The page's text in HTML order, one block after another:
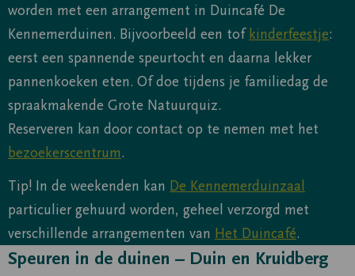
worden met een arrangement in Duincafé De
Kennemerduinen. Bijvoorbeeld een tof kinderfeestje:
eerst een spannende speurtocht en daarna lekker
pannenkoeken eten. Of doe tijdens je familiedag de
spraakmakende Grote Natuurquiz.
Reserveren kan door contact op te nemen met het
bezoekerscentrum.
Tip! In de weekenden kan De Kennemerduinzaal
particulier gehuurd worden, geheel verzorgd met
verschillende arrangementen van Het Duincafé.
Speuren in de duinen – Duin en Kruidberg